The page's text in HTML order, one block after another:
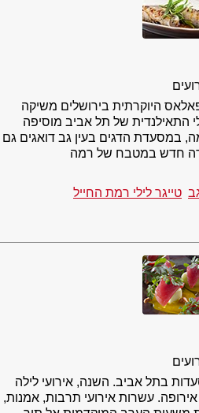
היוקרתית בירושלים משיקה
התאילנדית של תל אביב מוסיפה
במסעדת הדגים בעין גב דואגים גם
חדש במטבח של רמה
טייגר לילי רמת החייל
בתל אביב. השנה, אירועי לילה
עשרות אירועי תרבות, אמנות,